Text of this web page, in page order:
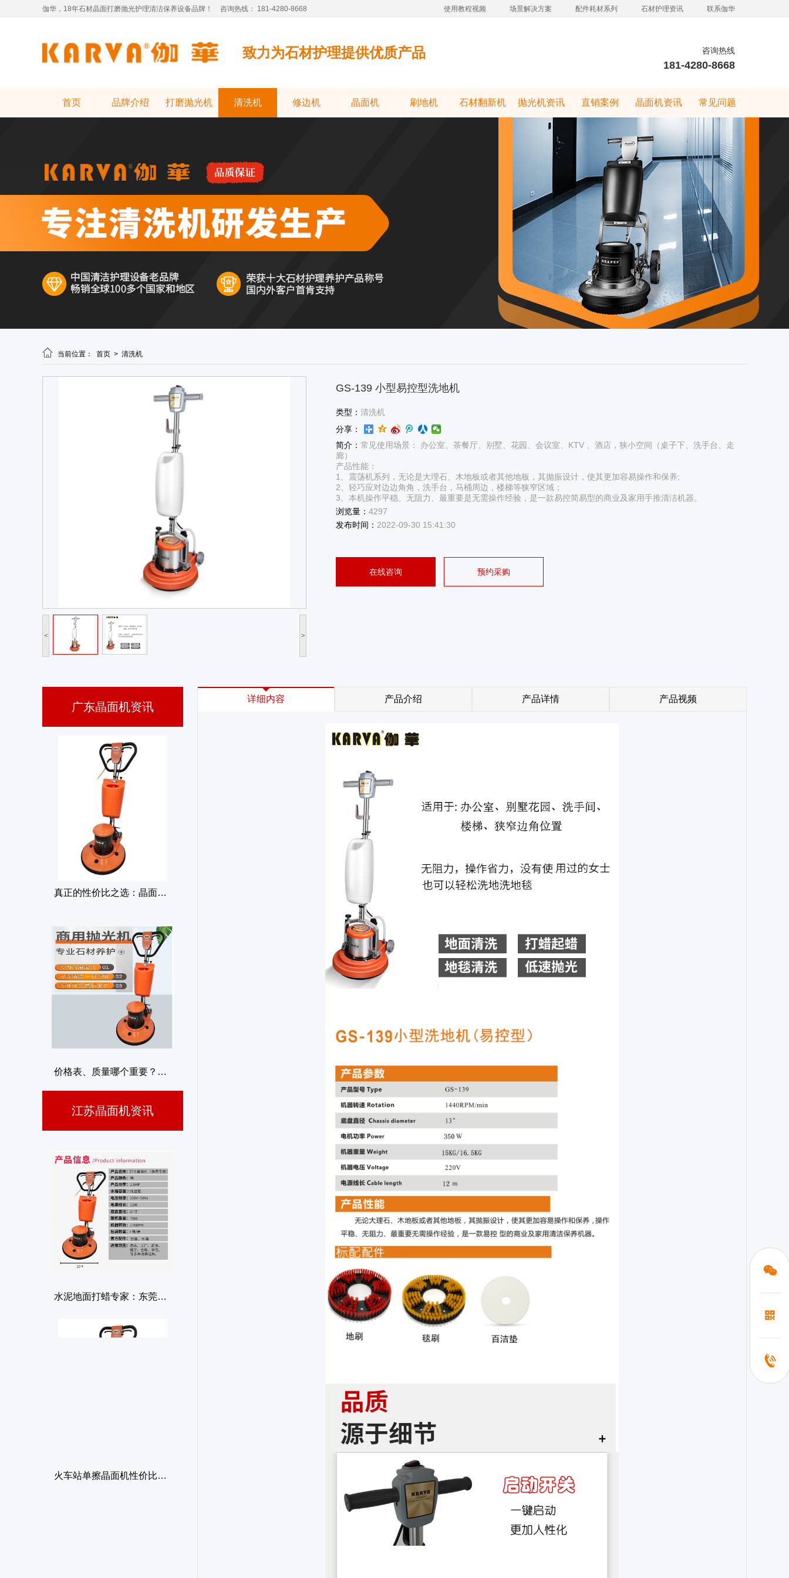
伽华，18年石材晶面打磨抛光护理清洁保养设备品牌！ 咨询热线： 181-4280-8668 使用教程视频 场景解决方案 配件耗材系列 石材护理资讯 联系伽华
致力为石材护理提供优质产品 咨询热线
181-4280-8668
首页 品牌介绍 打磨抛光机 清洗机 修边机 晶面机 刷地机 石材翻新机 抛光机资讯 直销案例 晶面机资讯 常见问题
 当前位置： 首页 > 清洗机
< >
GS-139 小型易控型洗地机
类型： 清洗机
分享：
简介： 常见使用场景： 办公室、茶餐厅、别墅、花园、会议室、KTV 、酒店，狭小空间（桌子下、洗手台、走
廊）
产品性能：
1、震荡机系列，无论是大理石、木地板或者其他地板，其抛振设计，使其更加容易操作和保养;
2、轻巧应对边边角角，洗手台，马桶周边，楼梯等狭窄区域；
3、本机操作平稳、无阻力、最重要是无需操作经验，是一款易控简易型的商业及家用手推清洁机器。
浏览量： 4297
发布时间： 2022-09-30 15:41:30
在线咨询 预约采购
广东晶面机资讯
美术展馆焕新秘诀，广东省晶面单擦机河南让操作变得简单
先进技术体验：价格晶面机加重与功能强大
别让低价蒙蔽眼睛，加重高级住宅小区沥青楼梯晶面机河南的高效能力和易操作才是王牌
真正的性价比之选：晶面机抛光高级住宅小区，品质的保证
价格表、质量哪个重要？广东省加重石材地砖晶面机挑选指南告诉你答案
江苏晶面机资讯
无锡市花园酒店晶面打蜡机河南：投资产品质量，获得长期回报
报价不是决定因素，江苏省宿迁市报价晶面机的长效稳定才是王道
水泥地面打蜡专家：东莞批发厂家水泥地面晶面打蜡机，性价比与质量并重
火车站单擦晶面机性价比之谜：为什么价格低廉却不值得选择？
详细内容 产品介绍 产品详情 产品视频